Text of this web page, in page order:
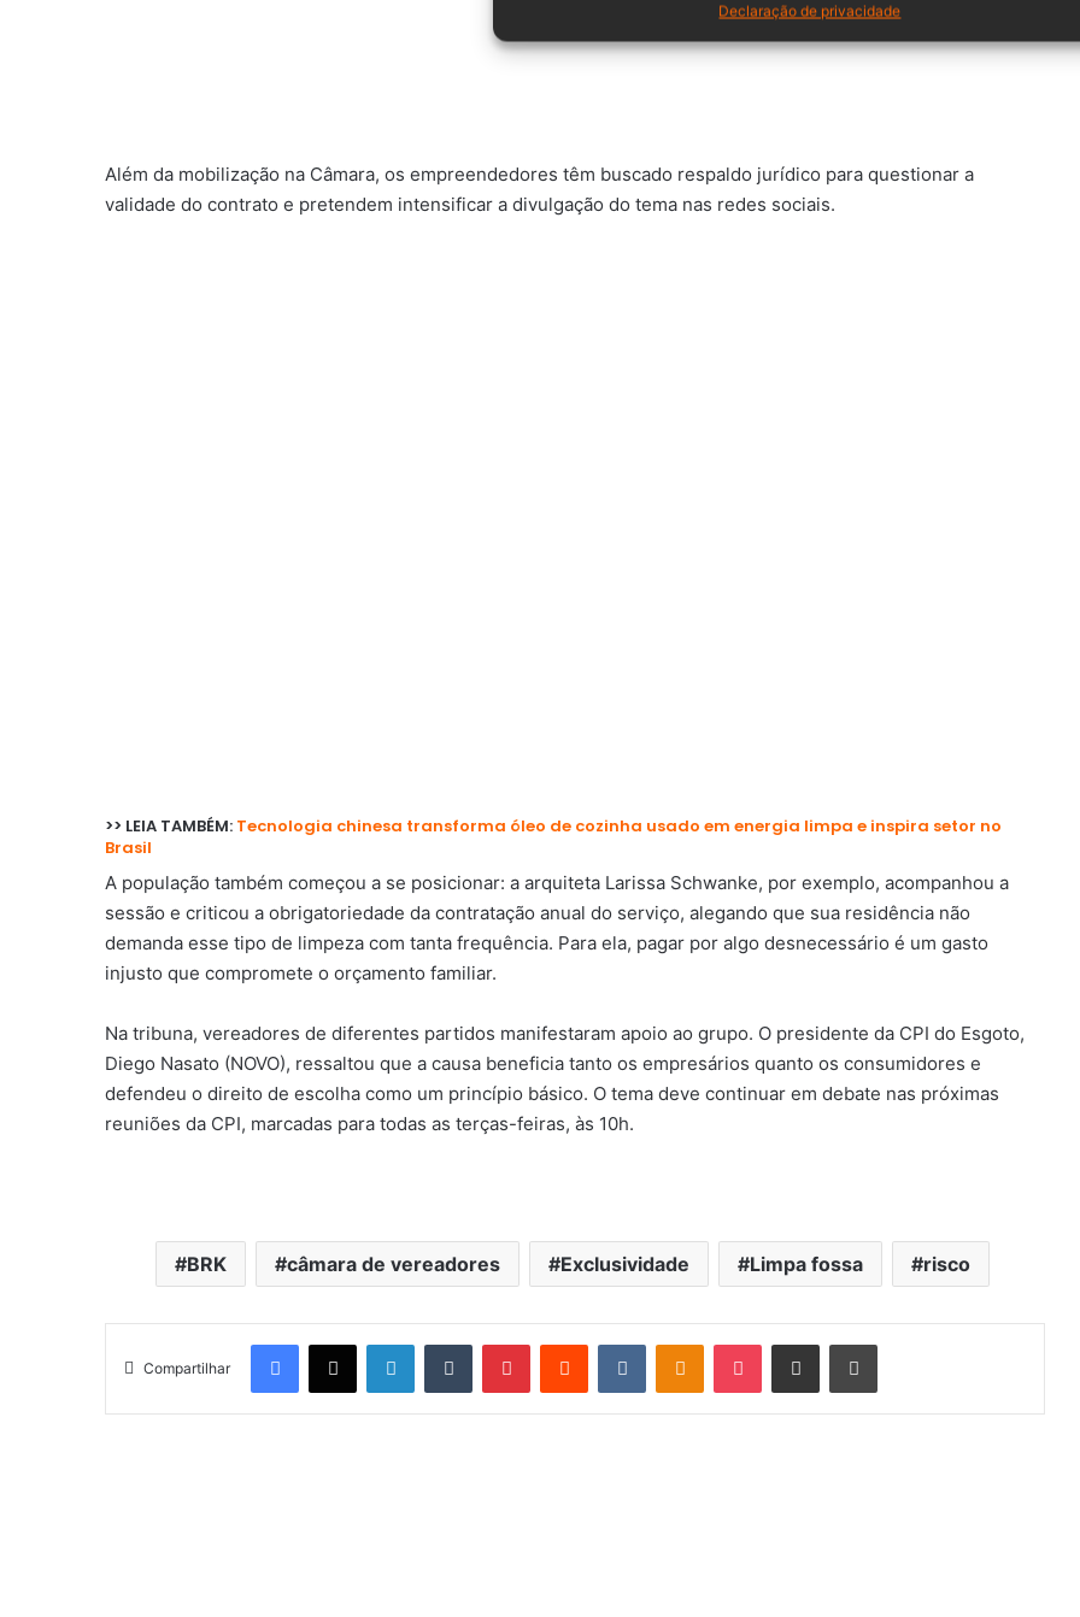
Declaração de privacidade
Além da mobilização na Câmara, os empreendedores têm buscado respaldo jurídico para questionar a
validade do contrato e pretendem intensificar a divulgação do tema nas redes sociais.
>> LEIA TAMBÉM: Tecnologia chinesa transforma óleo de cozinha usado em energia limpa e inspira setor no
Brasil
A população também começou a se posicionar: a arquiteta Larissa Schwanke, por exemplo, acompanhou a
sessão e criticou a obrigatoriedade da contratação anual do serviço, alegando que sua residência não
demanda esse tipo de limpeza com tanta frequência. Para ela, pagar por algo desnecessário é um gasto
injusto que compromete o orçamento familiar.
Na tribuna, vereadores de diferentes partidos manifestaram apoio ao grupo. O presidente da CPI do Esgoto,
Diego Nasato (NOVO), ressaltou que a causa beneficia tanto os empresários quanto os consumidores e
defendeu o direito de escolha como um princípio básico. O tema deve continuar em debate nas próximas
reuniões da CPI, marcadas para todas as terças-feiras, às 10h.
BRK câmara de vereadores Exclusividade Limpa fossa risco
Compartilhar